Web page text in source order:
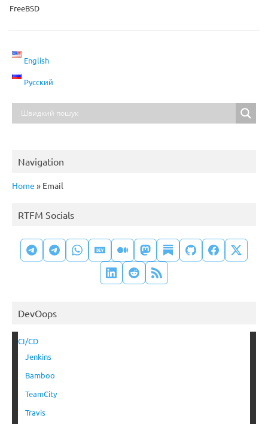
FreeBSD
English
Русский
Navigation
Home » Email
RTFM Socials
DevOops
CI/CD
Jenkins
Bamboo
TeamCity
Travis